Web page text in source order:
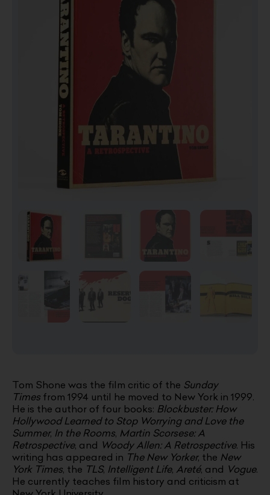
Tom Shone was the film critic of the Sunday
Times from 1994 until he moved to New York in 1999.
He is the author of four books: Blockbuster: How
Hollywood Learned to Stop Worrying and Love the
Summer, In the Rooms, Martin Scorsese: A
Retrospective, and Woody Allen: A Retrospective. His
writing has appeared in The New Yorker, the New
York Times, the TLS, Intelligent Life, Areté, and Vogue.
He currently teaches film history and criticism at